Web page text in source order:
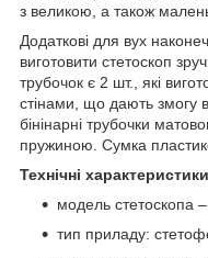
з великою, а також
Додаткові для вух
виготовити стетоскоп
трубочок є 2 шт., які
стінами, що дають змогу
бінінарні трубочки
пружиною. Сумка
Технічні
модель стетоскопа
тип приладу: